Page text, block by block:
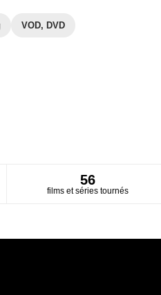
VOD, DVD
56
films et séries tournés